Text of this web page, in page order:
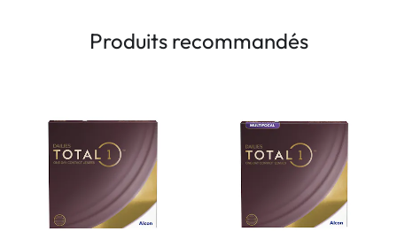
Produits recommandés